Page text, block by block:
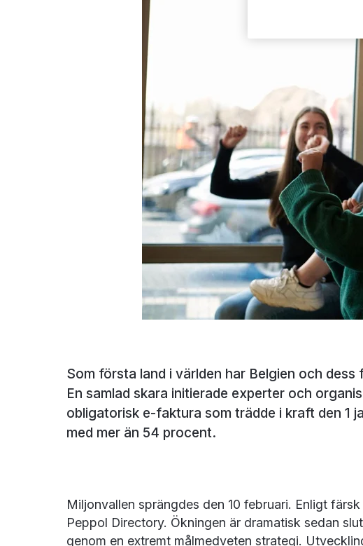
Som första land i världen har Belgien och
En samlad skara initierade experter och
obligatorisk e-faktura som trädde i kraft den 1
med mer än 54 procent.
Miljonvallen sprängdes den 10 februari. Enligt
Peppol Directory. Ökningen är dramatisk sedan
genom en extremt målmedveten strategi.